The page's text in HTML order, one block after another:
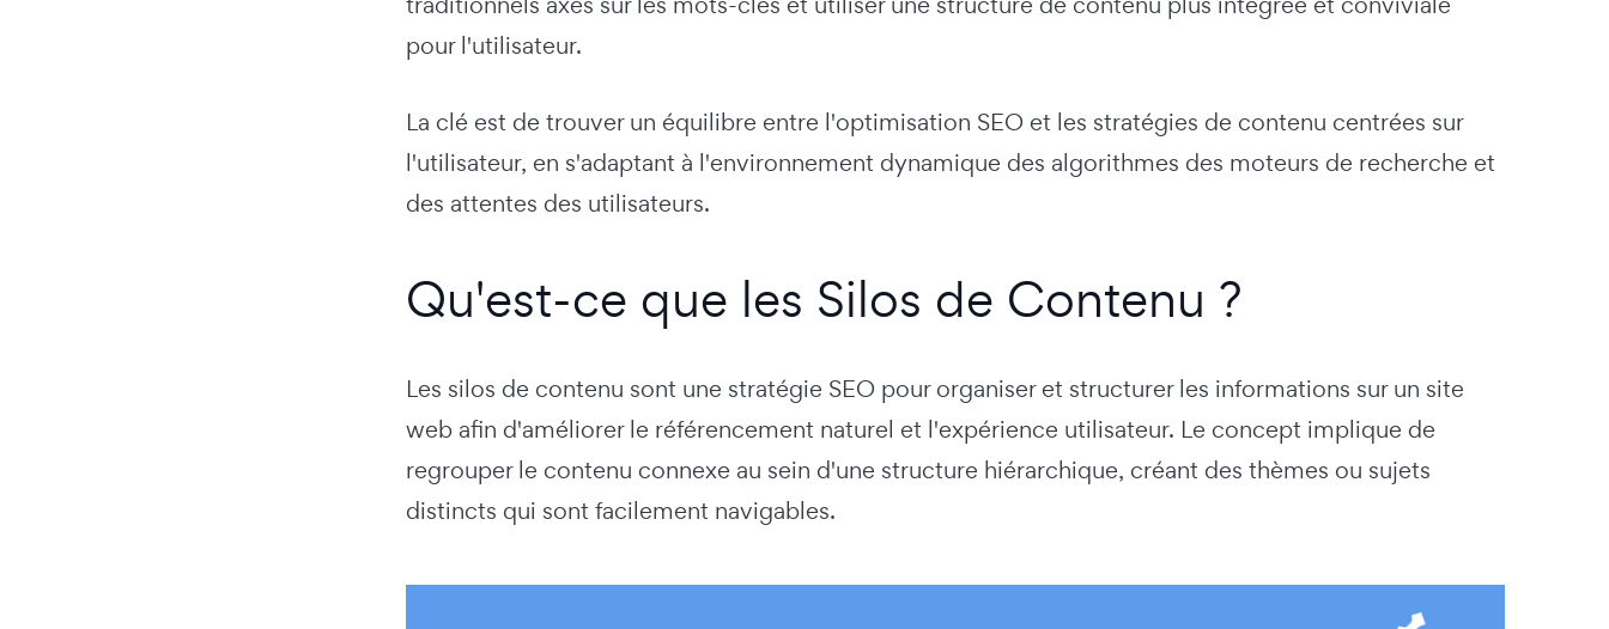
pour l'utilisateur.
La clé est de trouver un équilibre entre l'optimisation SEO et les stratégies de contenu centrées sur
l'utilisateur, en s'adaptant à l'environnement dynamique des algorithmes des moteurs de recherche et
des attentes des utilisateurs.
Qu'est-ce que les Silos de Contenu ?
Les silos de contenu sont une stratégie SEO pour organiser et structurer les informations sur un site
web afin d'améliorer le référencement naturel et l'expérience utilisateur. Le concept implique de
regrouper le contenu connexe au sein d'une structure hiérarchique, créant des thèmes ou sujets
distincts qui sont facilement navigables.